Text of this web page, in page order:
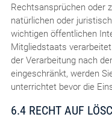
Rechtsansprüchen oder
natürlichen oder
wichtigen öffentlichen
Mitgliedstaats
der Verarbeitung nach
eingeschränkt, werden
unterrichtet bevor die
6.4 RECHT AUF